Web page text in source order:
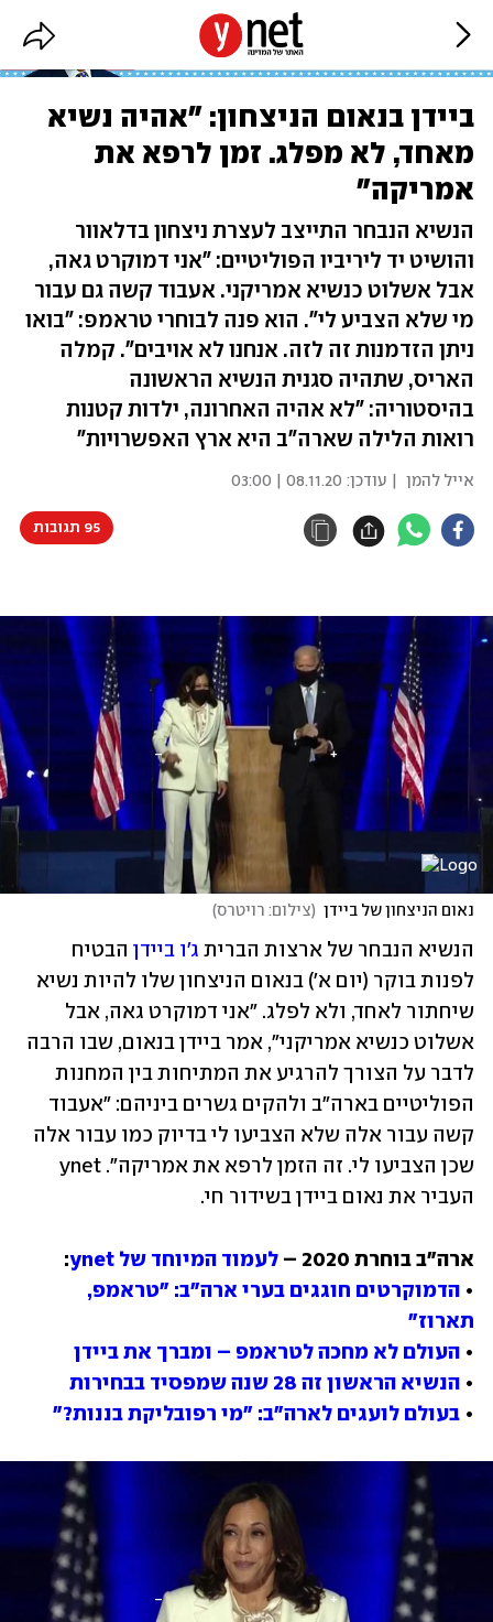
ביידן בנאום הניצחון: "אהיה נשיא
מאחד, לא מפלג. זמן לרפא את
אמריקה"
הנשיא הנבחר התייצב לעצרת ניצחון בדלאוור
והושיט יד ליריביו הפוליטיים: "אני דמוקרט גאה,
אבל אשלוט כנשיא אמריקני. אעבוד קשה גם עבור
מי שלא הצביע לי". הוא פנה לבוחרי טראמפ: "בואו
ניתן הזדמנות זה לזה. אנחנו לא אויבים". קמלה
האריס, שתהיה סגנית הנשיא הראשונה
בהיסטוריה: "לא אהיה האחרונה, ילדות קטנות
רואות הלילה שארה"ב היא ארץ האפשרויות"
אייל להמן | עודכן: 08.11.20 | 03:00
95 תגובות
נאום הניצחון של ביידן (צילום: רויטרס)
הנשיא הנבחר של ארצות הברית ג'ו ביידן
העביר את נאום ביידן בשידור חי.
ארה"ב בוחרת 2020 – לעמוד המיוחד של ynet
•
תארוז"
• העולם לא מחכה לטראמפ – ומברך את ביידן
• הנשיא הראשון זה 28 שנה שמפסיד בבחירות
• בעולם לועגים לארה"ב: "מי רפובליקת בננות?"